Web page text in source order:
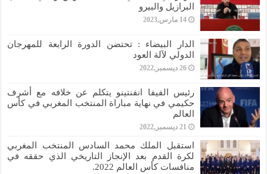
البرازيل والبيرو
14 مارس,2023
الدار البيضاء : تحتضن الدورة الرابعة للمهرجان
الدولي لآلة العود
26 ديسمبر,2022
رئيس الفيفا انفنتينو يتكلم عن خلافه مع أشرف
حكيمي في نهاية مباراة المنتخب المغربي في كأس
العالم
21 ديسمبر,2022
استقبل الملك محمد السادس المنتخب المغربي
لكرة القدم بعد الإنجاز التاريخي الذي حققه في
منافسات كأس العالم 2022.